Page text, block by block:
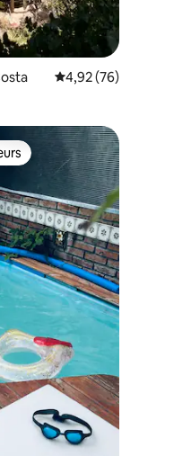
Évaluation moyenne
4,92 (76)
commentaires : 4,95 sur 5